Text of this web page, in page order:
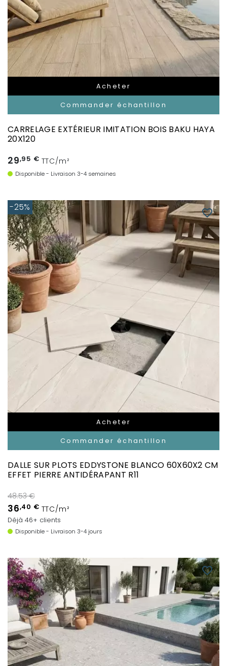
Acheter
Commander échantillon
CARRELAGE EXTÉRIEUR IMITATION BOIS BAKU HAYA
20X120
29,95 € TTC/m²
Disponible - Livraison 3-4 semaines
Acheter
Commander échantillon
favorite_border
DALLE SUR PLOTS EDDYSTONE BLANCO 60X60X2 CM
EFFET PIERRE ANTIDÉRAPANT R11
48.53 €
36,40 € TTC/m²
Déjà 46+ clients
Disponible - Livraison 3-4 jours
-25%
favorite_border